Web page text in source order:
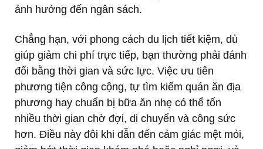
ảnh hưởng đến ngân sách.
Chẳng hạn, với phong cách du lịch tiết kiệm, dù
giúp giảm chi phí trực tiếp, bạn thường phải đánh
đổi bằng thời gian và sức lực. Việc ưu tiên
phương tiện công cộng, tự tìm kiếm quán ăn địa
phương hay chuẩn bị bữa ăn nhẹ có thể tốn
nhiều thời gian chờ đợi, di chuyển và công sức
hơn. Điều này đôi khi dẫn đến cảm giác mệt mỏi,